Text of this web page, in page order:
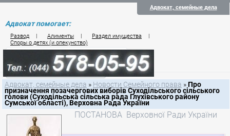
Адвокат, семейные дела
Адвокат помогает:
Развод | Алименты | Раздел имущества
|
Споры о детях (и опекунство)
Цены на услуги по семейному праву
Контакты семейного юриста
Адвокат, семейные дела » Новости Семейного права » Про
призначення позачергових виборів Суходільського сільського
голови (Суходільська сільська рада Глухівського району
Сумської області), Верховна Рада України
ПОСТАНОВА Верховної Ради України